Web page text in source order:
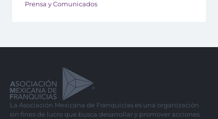
Prensa y Comunicados
La Asociación Mexicana de Franquicias es una organización
sin fines de lucro que busca desarrollar y promover acciones